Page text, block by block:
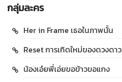
กลุ่มละคร
Her in Frame เธอในภาพนั้น
Reset การเกิดใหม่ของดวงดาว
น้องเอ๋ยพี่เอ่ยขอข้าวขอแกง